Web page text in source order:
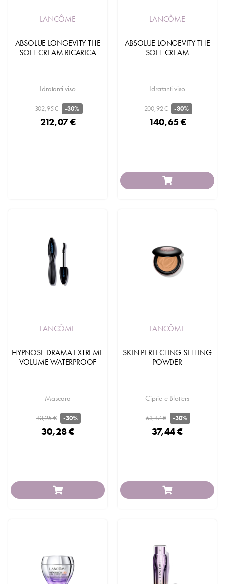
LANCÔME
ABSOLUE LONGEVITY THE
SOFT CREAM RICARICA
Idratanti viso
302,95 € -30%
212,07 €
LANCÔME
ABSOLUE LONGEVITY THE
SOFT CREAM
Idratanti viso
200,92 € -30%
140,65 €
LANCÔME
HYPNOSE DRAMA EXTREME
VOLUME WATERPROOF
Mascara
43,25 € -30%
30,28 €
LANCÔME
SKIN PERFECTING SETTING
POWDER
Ciprie e Blotters
53,47 € -30%
37,44 €